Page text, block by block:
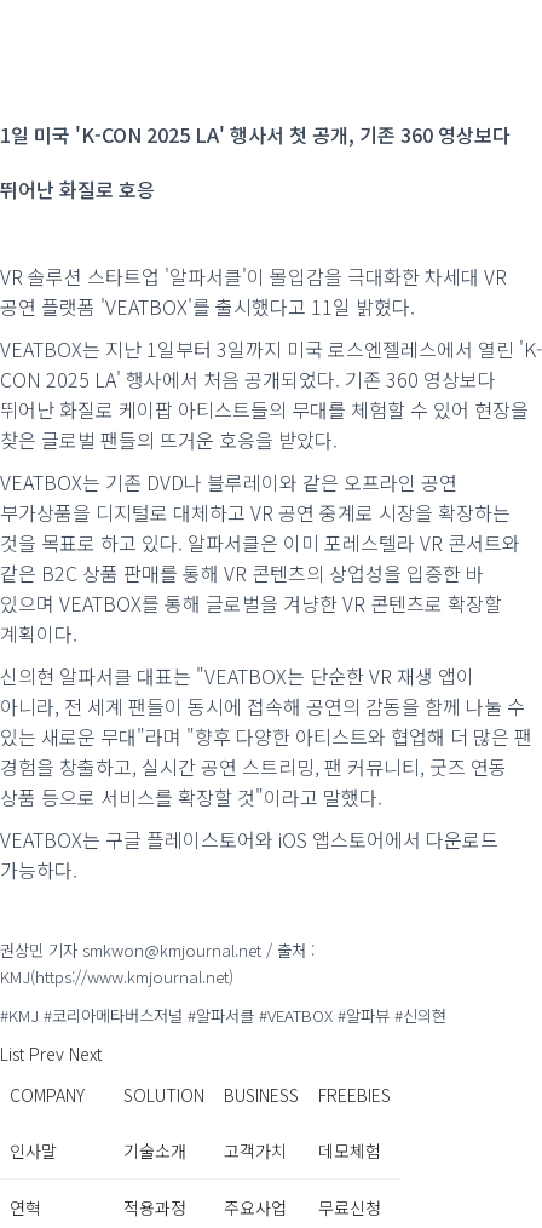
1일 미국 'K-CON 2025 LA' 행사서 첫 공개, 기존 360 영상보다
뛰어난 화질로 호응
VR 솔루션 스타트업 '알파서클'이 몰입감을 극대화한 차세대 VR
공연 플랫폼 'VEATBOX'를 출시했다고 11일 밝혔다.
VEATBOX는 지난 1일부터 3일까지 미국 로스엔젤레스에서 열린 'K-
CON 2025 LA' 행사에서 처음 공개되었다. 기존 360 영상보다
뛰어난 화질로 케이팝 아티스트들의 무대를 체험할 수 있어 현장을
찾은 글로벌 팬들의 뜨거운 호응을 받았다.
VEATBOX는 기존 DVD나 블루레이와 같은 오프라인 공연
부가상품을 디지털로 대체하고 VR 공연 중계로 시장을 확장하는
것을 목표로 하고 있다. 알파서클은 이미 포레스텔라 VR 콘서트와
같은 B2C 상품 판매를 통해 VR 콘텐츠의 상업성을 입증한 바
있으며 VEATBOX를 통해 글로벌을 겨냥한 VR 콘텐츠로 확장할
계획이다.
신의현 알파서클 대표는 "VEATBOX는 단순한 VR 재생 앱이
아니라, 전 세계 팬들이 동시에 접속해 공연의 감동을 함께 나눌 수
있는 새로운 무대"라며 "향후 다양한 아티스트와 협업해 더 많은 팬
경험을 창출하고, 실시간 공연 스트리밍, 팬 커뮤니티, 굿즈 연동
상품 등으로 서비스를 확장할 것"이라고 말했다.
VEATBOX는 구글 플레이스토어와 iOS 앱스토어에서 다운로드
가능하다.
권상민 기자 smkwon@kmjournal.net / 출처 :
KMJ(https://www.kmjournal.net)
#KMJ #코리아메타버스저널 #알파서클 #VEATBOX #알파뷰 #신의현
List Prev Next
COMPANY
SOLUTION BUSINESS FREEBIES
인사말 기술소개 고객가치 데모체험
연혁 적용과정 주요사업 무료신청